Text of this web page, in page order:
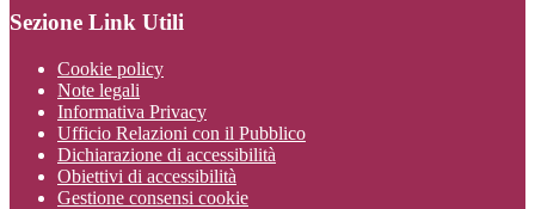
Sezione Link Utili
Cookie policy
Note legali
Informativa Privacy
Ufficio Relazioni con il Pubblico
Dichiarazione di accessibilità
Obiettivi di accessibilità
Gestione consensi cookie